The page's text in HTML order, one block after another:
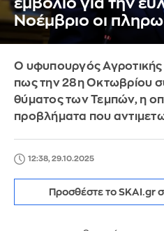
εμβόλιο για την
Νοέμβριο οι
Ο υφυπουργός
πως την 28η Οκτωβρίου
θύματος των Τεμπών, η
προβλήματα που
12:38, 29.10.2025
Προσθέστε το SKAI.gr